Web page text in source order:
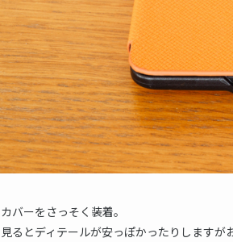
バーをさっそく装着。
るとディテールが安っぽかったりします